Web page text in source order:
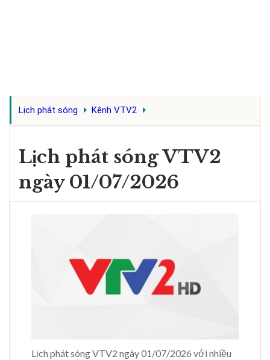
Lịch phát sóng Kênh VTV2
Lịch phát sóng VTV2
ngày 01/07/2026
Lịch phát sóng VTV2 ngày 01/07/2026 với nhiều